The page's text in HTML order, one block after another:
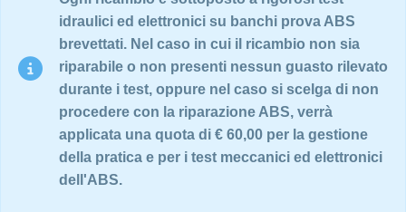
idraulici ed elettronici su banchi prova ABS
brevettati. Nel caso in cui il ricambio non sia
riparabile o non presenti nessun guasto rilevato
durante i test, oppure nel caso si scelga di non
procedere con la riparazione ABS, verrà
applicata una quota di € 60,00 per la gestione
della pratica e per i test meccanici ed elettronici
dell'ABS.